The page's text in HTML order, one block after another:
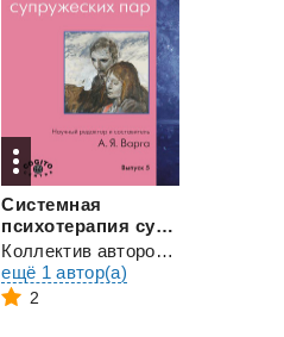
Системная
психотерапия супружеских пар
Коллектив авторов
и
ещё 1 автор(а)
2